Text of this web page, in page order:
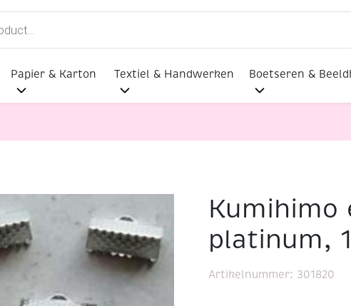
Papier & Karton Textiel & Handwerken Boetseren &
platinum, 13x6mm, 8 stuksKumihimo
platinum,
Artikelnummer: 301820